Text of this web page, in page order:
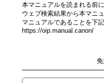
本マニュアルを読まれる前に
ウェブ検索結果から本マニ
マニュアルであることを下
https://oip.manual.canon/